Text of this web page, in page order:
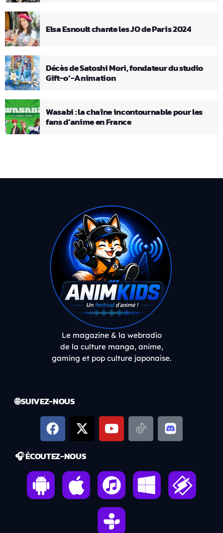
Elsa Esnoult chante les JO de Paris 2024
Décès de Satoshi Mori, fondateur du studio
Gift-o’-Animation
Wasabi : la chaîne incontournable pour les
fans d’anime en France
Le magazine & la webradio
de la culture manga, anime,
gaming et pop culture japonaise.
🌐 SUIVEZ-NOUS
🎧 ÉCOUTEZ-NOUS